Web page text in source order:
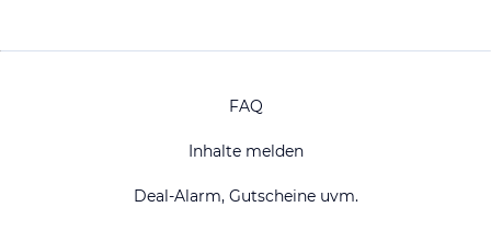
FAQ
Inhalte melden
Deal-Alarm, Gutscheine uvm.